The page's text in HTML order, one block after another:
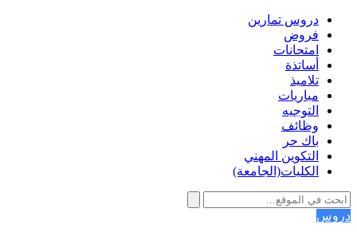
دروس تمارين
فروض
امتحانات
أساتذة
تلاميذ
مباريات
التوجيه
وظائف
باك حر
التكوين المهني
الكليات(الجامعة)
دروس